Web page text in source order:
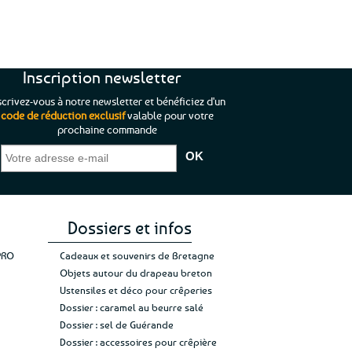
je pouvais pas
;)
mon achat et
rien”Jade C.
“C’est agréable et tout aussi rassurant
de constater qu’il n’y a pas de petite
commande, mais un client à satisfaire.”
Inscription newsletter
vous à notre newsletter et bénéficiez d'un
code de réduction exclusifvalable pour votre
prochaine commande
Dossiers et infos
Cadeaux et souvenirs de Bretagne
Objets autour du drapeau breton
Ustensiles et déco pour crêperies
Dossier : caramel au beurre salé
Dossier : sel de Guérande
Dossier : accessoires pour crêpière